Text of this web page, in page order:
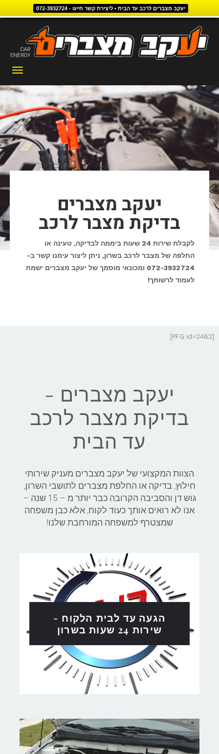
יעקב מצברים לרכב עד הבית • ליצירת קשר חייגו - 072-3932724
יעקב מצברים
בדיקת מצבר לרכב
לקבלת שירות 24 שעות ביממה לבדיקה, טעינה או
החלפה של מצבר לרכב בשרון, ניתן ליצור עימנו קשר ב-
072-3932724 ומכונאי מוסמך של
יעקב מצברים ישמח
לעמוד לרשותך!
[PFG id=2462]
יעקב מצברים -
בדיקת מצבר לרכב
עד הבית
הצוות המקצועי של יעקב מצברים מעניק שירותי
חילוץ, בדיקה או החלפת מצברים לתושבי השרון,
גוש דן והסביבה הקרובה כבר יותר מ – 15 שנה –
אנו לא רואים אותך כעוד לקוח, אלא כבן משפחה
שמצטרף למשפחה המורחבת שלנו!
הגעה עד לבית הלקוח -
שירות 24 שעות בשרון